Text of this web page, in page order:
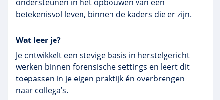
ondersteunen in het opbouwen van een
betekenisvol leven, binnen de kaders die er zijn.
Wat leer je?
Je ontwikkelt een stevige basis in herstelgericht
werken binnen forensische settings en leert dit
toepassen in je eigen praktijk én overbrengen
naar collega’s.